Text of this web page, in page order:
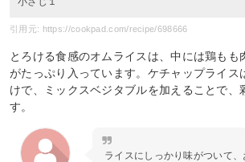
引用元: https://cookpad.com/recipe/698666
とろける食感のオムライスは、中には鶏もも
がたっぷり入っています。ケチャップライス
けで、ミックスベジタブルを加えることで、
す。
ライスにしっかり味がついて